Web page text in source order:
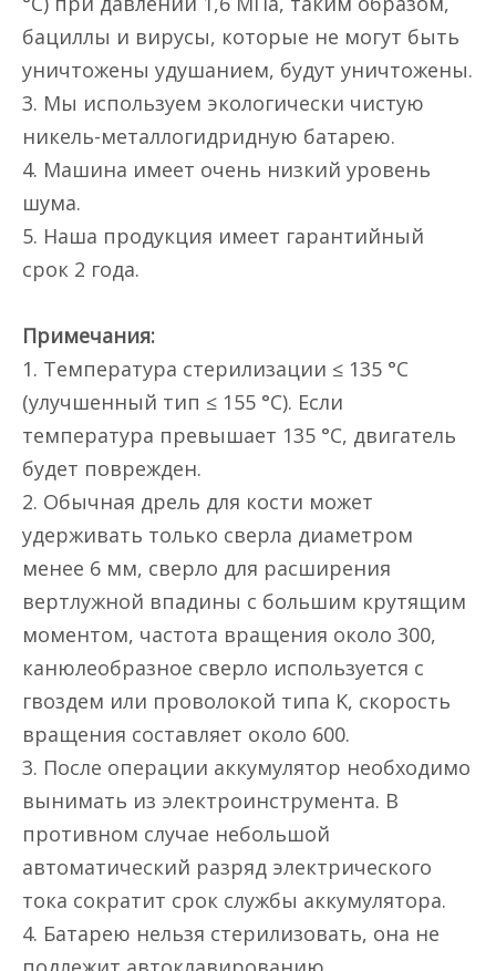
бациллы и вирусы, которые не могут быть
уничтожены удушанием, будут уничтожены.
3. Мы используем экологически чистую
никель-металлогидридную батарею.
4. Машина имеет очень низкий уровень
шума.
5. Наша продукция имеет гарантийный
срок 2 года.
Примечания:
1. Температура стерилизации ≤ 135 °C
(улучшенный тип ≤ 155 °C). Если
температура превышает 135 °C, двигатель
будет поврежден.
2. Обычная дрель для кости может
удерживать только сверла диаметром
менее 6 мм, сверло для расширения
вертлужной впадины с большим крутящим
моментом, частота вращения около 300,
канюлеобразное сверло используется с
гвоздем или проволокой типа K, скорость
вращения составляет около 600.
3. После операции аккумулятор необходимо
вынимать из электроинструмента. В
противном случае небольшой
автоматический разряд электрического
тока сократит срок службы аккумулятора.
4. Батарею нельзя стерилизовать, она не